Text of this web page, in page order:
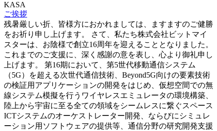
KASA
ご挨拶
残暑厳しい折、皆様方におかれましては、ますますのご健勝
をお祈り申し上げます。 さて、私たち株式会社ビットマイ
スターは、お陰様で創立16周年を迎えることとなりました。
これまでのご支援に、深く感謝の意を表し、心より御礼申し
上げます。 第16期において、第5世代移動通信システム
（5G）を超える次世代通信技術、Beyond5G向けの要素技術
の検証用アプリケーションの開発をはじめ、仮想空間での無
線システム模擬を行うワイヤレスエミュレータの環境構築、
陸上から宇宙に至る全ての領域をシームレスに繋ぐスペース
ICTシステムのオーケストレーター開発、ならびにシミュレ
ーション用ソフトウェアの提供等、通信分野の研究開発支援